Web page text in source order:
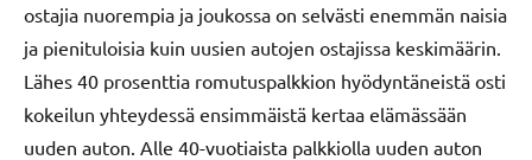
ostajia nuorempia ja joukossa on selvästi enemmän naisia
ja pienituloisia kuin uusien autojen ostajissa keskimäärin.
Lähes 40 prosenttia romutuspalkkion hyödyntäneistä osti
kokeilun yhteydessä ensimmäistä kertaa elämässään
uuden auton. Alle 40-vuotiaista palkkiolla uuden auton